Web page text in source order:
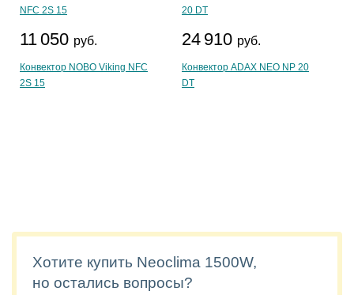
11 050 руб.
Конвектор NOBO Viking NFC
2S 15
24 910 руб.
Конвектор ADAX NEO NP 20
DT
Хотите купить Neoclima 1500W,
но остались вопросы?